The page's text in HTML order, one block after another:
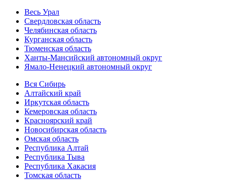
Весь Урал
Свердловская область
Челябинская область
Курганская область
Тюменская область
Ханты-Мансийский автономный округ
Ямало-Ненецкий автономный округ
Вся Сибирь
Алтайский край
Иркутская область
Кемеровская область
Красноярский край
Новосибирская область
Омская область
Республика Алтай
Республика Тыва
Республика Хакасия
Томская область